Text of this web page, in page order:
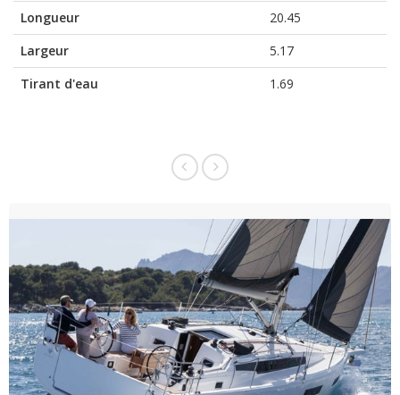
Longueur
20.45
Largeur
5.17
Tirant d'eau
1.69